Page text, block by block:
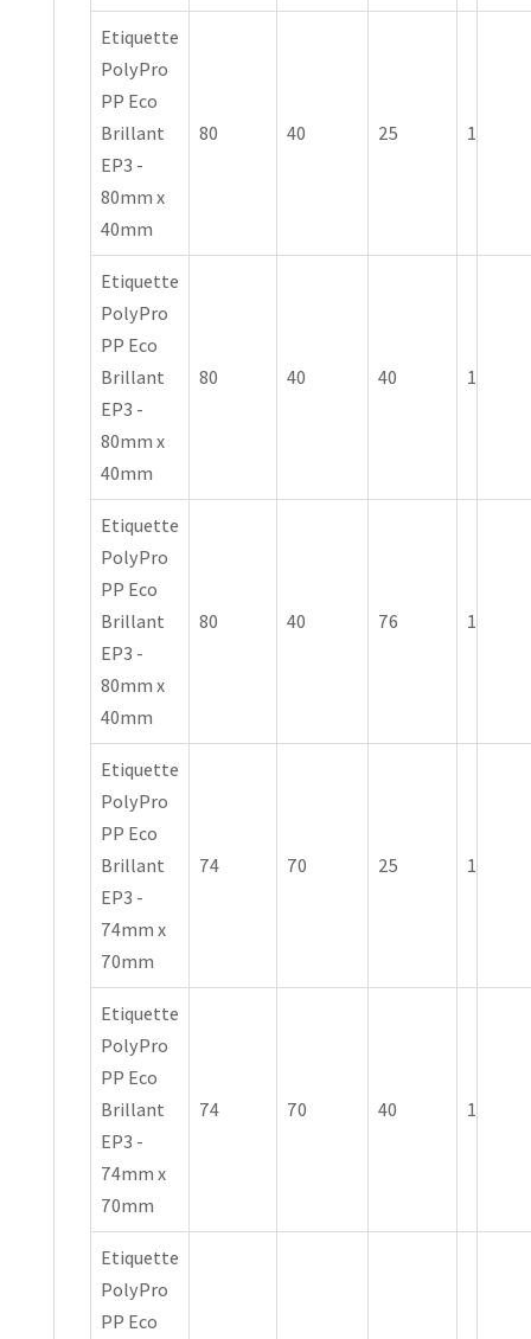
Etiquette
PolyPro
PP Eco
Brillant
EP3 -
80mm x
40mm
80 40 25 1
Etiquette
PolyPro
PP Eco
Brillant
EP3 -
80mm x
40mm
80 40 40 1
Etiquette
PolyPro
PP Eco
Brillant
EP3 -
80mm x
40mm
80 40 76 1
Etiquette
PolyPro
PP Eco
Brillant
EP3 -
74mm x
70mm
74 70 25 1
Etiquette
PolyPro
PP Eco
Brillant
EP3 -
74mm x
70mm
74 70 40 1
Etiquette
PolyPro
PP Eco